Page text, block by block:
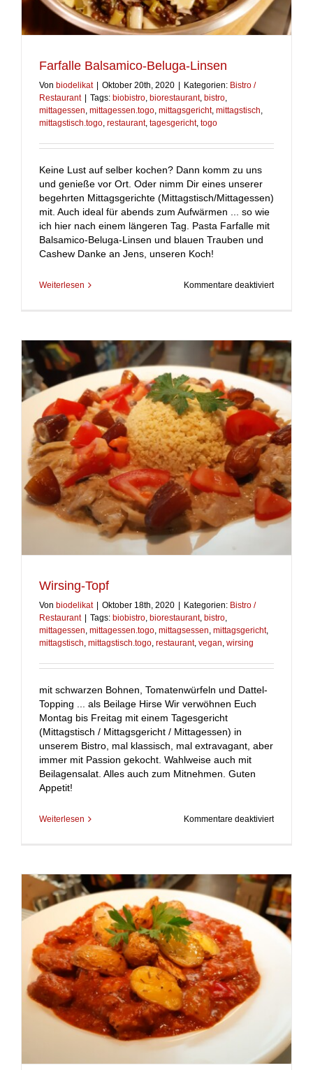
Farfalle Balsamico-Beluga-Linsen
Von biodelikat Oktober 20th, 2020 Kategorien: Bistro /
Restaurant
Tags: biobistro, biorestaurant, bistro,
mittagessen, mittagessen.togo, mittagsgericht, mittagstisch,
mittagstisch.togo, restaurant, tagesgericht, togo
Keine Lust auf selber kochen? Dann komm zu uns
und genieße vor Ort. Oder nimm Dir eines unserer
begehrten Mittagsgerichte (Mittagstisch/Mittagessen)
mit. Auch ideal für abends zum Aufwärmen ... so wie
ich hier nach einem längeren Tag. Pasta Farfalle mit
Balsamico-Beluga-Linsen und blauen Trauben und
Cashew Danke an Jens, unseren Koch!
Weiterlesen Kommentare deaktiviertfür
Linsen
Wirsing-Topf
Von biodelikat Oktober 18th, 2020 Kategorien: Bistro /
Restaurant
Tags: biobistro, biorestaurant, bistro,
mittagessen, mittagessen.togo, mittagsessen, mittagsgericht,
mittagstisch, mittagstisch.togo, restaurant, vegan, wirsing
mit schwarzen Bohnen, Tomatenwürfeln und Dattel-
Topping ... als Beilage Hirse Wir verwöhnen Euch
Montag bis Freitag mit einem Tagesgericht
(Mittagstisch / Mittagsgericht / Mittagessen) in
unserem Bistro, mal klassisch, mal extravagant, aber
immer mit Passion gekocht. Wahlweise auch mit
Beilagensalat. Alles auch zum Mitnehmen. Guten
Appetit!
Weiterlesen Kommentare deaktiviertfür